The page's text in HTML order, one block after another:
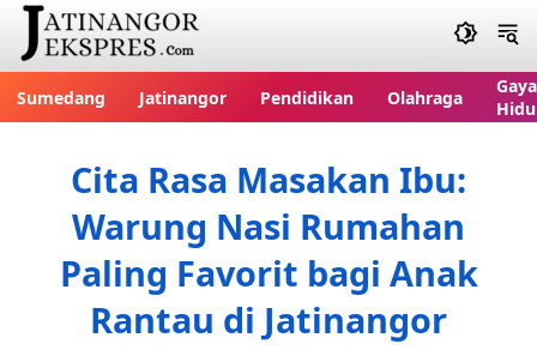
Sumedang Jatinangor Pendidikan Olahraga
Gaya
Cita Rasa Masakan Ibu:
Warung Nasi Rumahan
Paling Favorit bagi Anak
Rantau di Jatinangor